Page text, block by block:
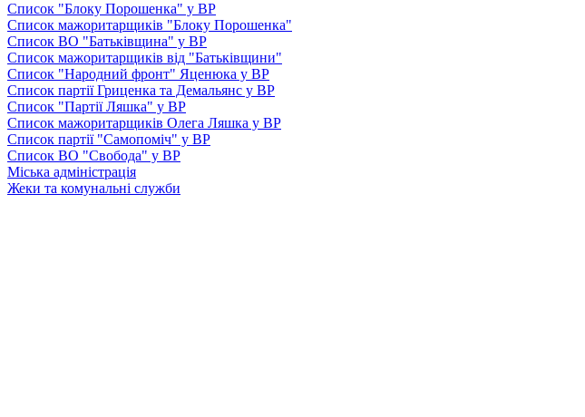
Список "Блоку Порошенка" у ВР
Список мажоритарщиків "Блоку Порошенка"
Список ВО "Батьківщина" у ВР
Список мажоритарщиків від "Батьківщини"
Список "Народний фронт" Яценюка у ВР
Список партії Гриценка та Демальянс у ВР
Список "Партії Ляшка" у ВР
Список мажоритарщиків Олега Ляшка у ВР
Список партії "Самопоміч" у ВР
Список ВО "Свобода" у ВР
Міська адміністрація
Жеки та комунальні служби